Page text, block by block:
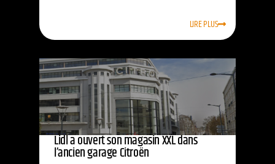
LIRE PLUS
Lidl a ouvert son magasin XXL dans
l’ancien garage Citroën